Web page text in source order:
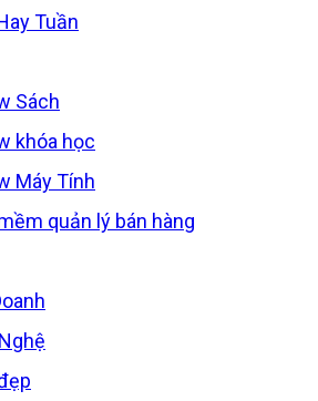
Tuần
Sách
khóa học
Máy Tính
quản lý bán hàng